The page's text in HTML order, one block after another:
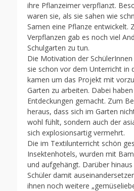
ihre Pflanzeimer verpflanzt.
waren sie, als sie sahen wie
Samen eine Pflanze entwickelt.
Verpflanzen gab es noch viel
Schulgarten zu tun.
Die Motivation der
sie schon vor dem Unterricht in
kamen um das Projekt mit
Garten zu arbeiten. Dabei
Entdeckungen gemacht. Zum
heraus, dass sich im Garten
wohl fühlt, sondern auch der
sich explosionsartig vermehrt.
Die im Textilunterricht schön
Insektenhotels, wurden mit
und aufgehängt. Darüber
Schüler damit
ihnen noch weitere